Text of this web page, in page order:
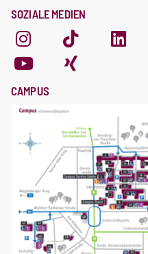
SOZIALE MEDIEN
CAMPUS